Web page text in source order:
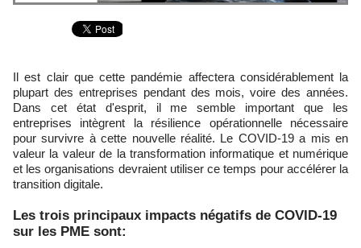
Il est clair que cette pandémie affectera considérablement la
plupart des entreprises pendant des mois, voire des années.
Dans cet état d'esprit, il me semble important que les
entreprises intègrent la résilience opérationnelle nécessaire
pour survivre à cette nouvelle réalité. Le COVID-19 a mis en
valeur la valeur de la transformation informatique et numérique
et les organisations devraient utiliser ce temps pour accélérer la
transition digitale.
Les trois principaux impacts négatifs de COVID-19
sur les PME sont: